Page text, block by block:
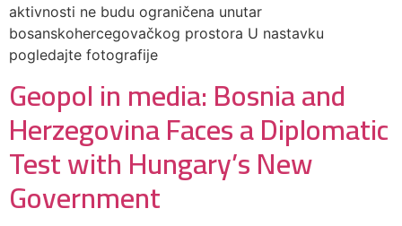
aktivnosti ne budu ograničena unutar
bosanskohercegovačkog prostora U nastavku
pogledajte fotografije
Geopol in media: Bosnia and
Herzegovina Faces a Diplomatic
Test with Hungary’s New
Government